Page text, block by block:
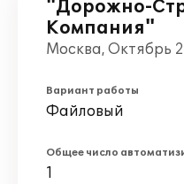
"Дорожно-
Компания"
Москва, Октябрь
Вариант работы
Файловый
Общее число
1